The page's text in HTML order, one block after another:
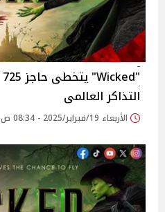
التذاكر العالمى
الأربعاء 19/فبراير/2025 - 08:34 ص